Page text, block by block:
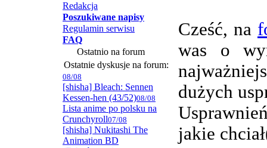
Redakcja
Poszukiwane napisy
Regulamin serwisu
FAQ
Ostatnio na forum
Ostatnie dyskusje na forum:
08/08
[shisha] Bleach: Sennen
Kessen-hen (43/52)08/08
Lista anime po polsku na
Crunchyroll07/08
[shisha] Nukitashi The
Animation BD
Cześć, na
was o
dużych
jakie